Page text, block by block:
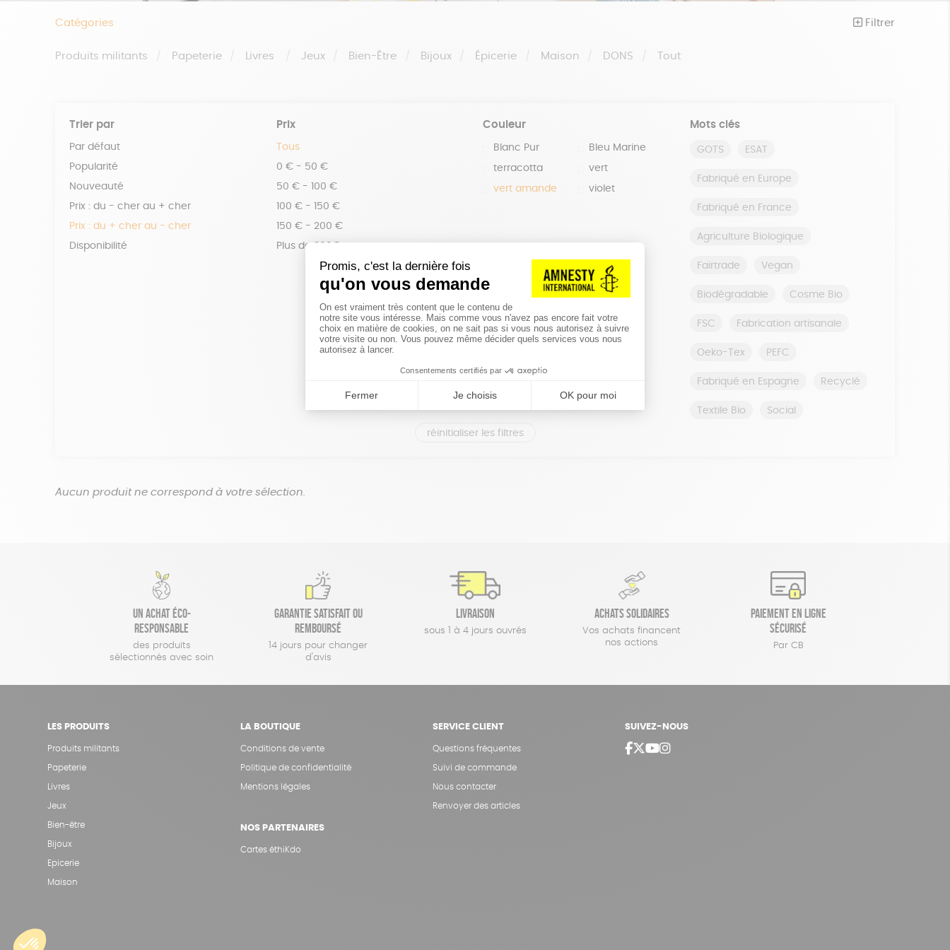
Catégories Filtrer
Produits militants Papeterie Livres Jeux Bien-Être Bijoux Épicerie Maison DONS Tout
Trier par
Par défaut
Popularité
Nouveauté
Prix : du - cher au + cher
Prix : du + cher au - cher
Disponibilité
Prix
Tous
0 € - 50 €
50 € - 100 €
100 € - 150 €
150 € - 200 €
Plus de 200€
Couleur
Blanc Pur Bleu Marine
terracotta vert
vert amande violet
Mots clés
GOTS ESAT
Fabriqué en Europe
Fabriqué en France
Agriculture Biologique
Fairtrade Vegan
Biodégradable Cosme Bio
FSC Fabrication artisanale
Oeko-Tex PEFC
Fabriqué en Espagne Recyclé
Textile Bio Social
réinitialiser les filtres
Aucun produit ne correspond à votre sélection.
Un achat éco-
responsable
des produits
sélectionnés avec soin
Garantie satisfait ou
remboursé
14 jours pour changer
d'avis
Livraison
sous 1 à 4 jours ouvrés
Achats solidaires
Vos achats financent
nos actions
Paiement en ligne
sécurisé
Par CB
LES PRODUITS
Produits militants
Papeterie
Livres
Jeux
Bien-être
Bijoux
Epicerie
Maison
LA BOUTIQUE
Conditions de vente
Politique de confidentialité
Mentions légales
NOS PARTENAIRES
Cartes éthiKdo
SERVICE CLIENT
Questions fréquentes
Suivi de commande
Nous contacter
Renvoyer des articles
SUIVEZ-NOUS